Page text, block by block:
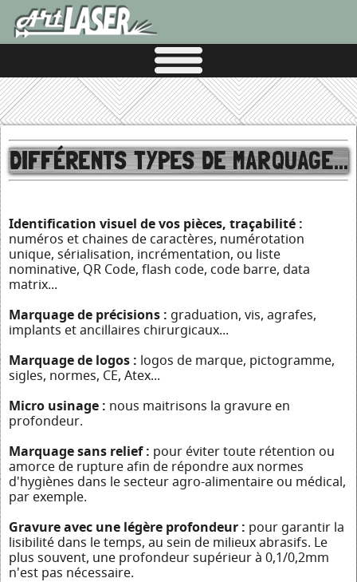
DIFFÉRENTS TYPES DE MARQUAGE...
Identification visuel de vos pièces, traçabilité :
numéros et chaines de caractères, numérotation
unique, sérialisation, incrémentation, ou liste
nominative, QR Code, flash code, code barre, data
matrix...
Marquage de précisions : graduation, vis, agrafes,
implants et ancillaires chirurgicaux...
Marquage de logos : logos de marque, pictogramme,
sigles, normes, CE, Atex...
Micro usinage : nous maitrisons la gravure en
profondeur.
Marquage sans relief : pour éviter toute rétention ou
amorce de rupture afin de répondre aux normes
d'hygiènes dans le secteur agro-alimentaire ou médical,
par exemple.
Gravure avec une légère profondeur : pour garantir la
lisibilité dans le temps, au sein de milieux abrasifs. Le
plus souvent, une profondeur supérieur à 0,1/0,2mm
n'est pas nécessaire.